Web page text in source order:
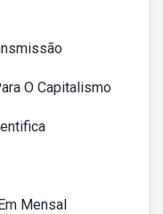
O Capitalismo
Mensal